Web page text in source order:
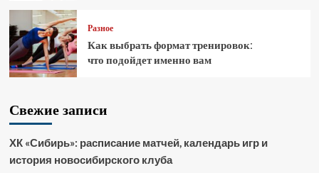
Разное
Как выбрать формат тренировок:
что подойдет именно вам
Свежие записи
ХК «Сибирь»: расписание матчей, календарь игр и
история новосибирского клуба